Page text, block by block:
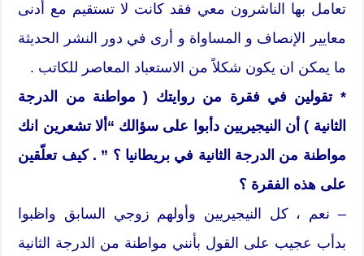
تعامل بها الناشرون معي فقد كانت لا تستقيم مع أدنى
معايير الإنصاف و المساواة و أرى في دور النشر الحديثة
ما يمكن ان يكون شكلاً من الاستعباد المعاصر للكاتب .
* تقولين في فقرة من روايتك ( مواطنة من الدرجة
الثانية ) أن النيجيريين دأبوا على سؤالك “ألا تشعرين انك
مواطنة من الدرجة الثانية في بريطانيا ؟ ” . كيف تعلّقين
على هذه الفقرة ؟
– نعم ، كل النيجيريين وأولهم زوجي السابق واظبوا
بدأب عجيب على القول بأنني مواطنة من الدرجة الثانية